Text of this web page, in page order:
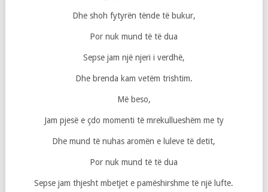
Dhe shoh fytyrën tënde të bukur,
Por nuk mund të të dua
Sepse jam një njeri i verdhë,
Dhe brenda kam vetëm trishtim.
Më beso,
Jam pjesë e çdo momenti të mrekullueshëm me ty
Dhe mund të nuhas aromën e luleve të detit,
Por nuk mund të të dua
Sepse jam thjesht mbetjet e pamëshirshme të një lufte.